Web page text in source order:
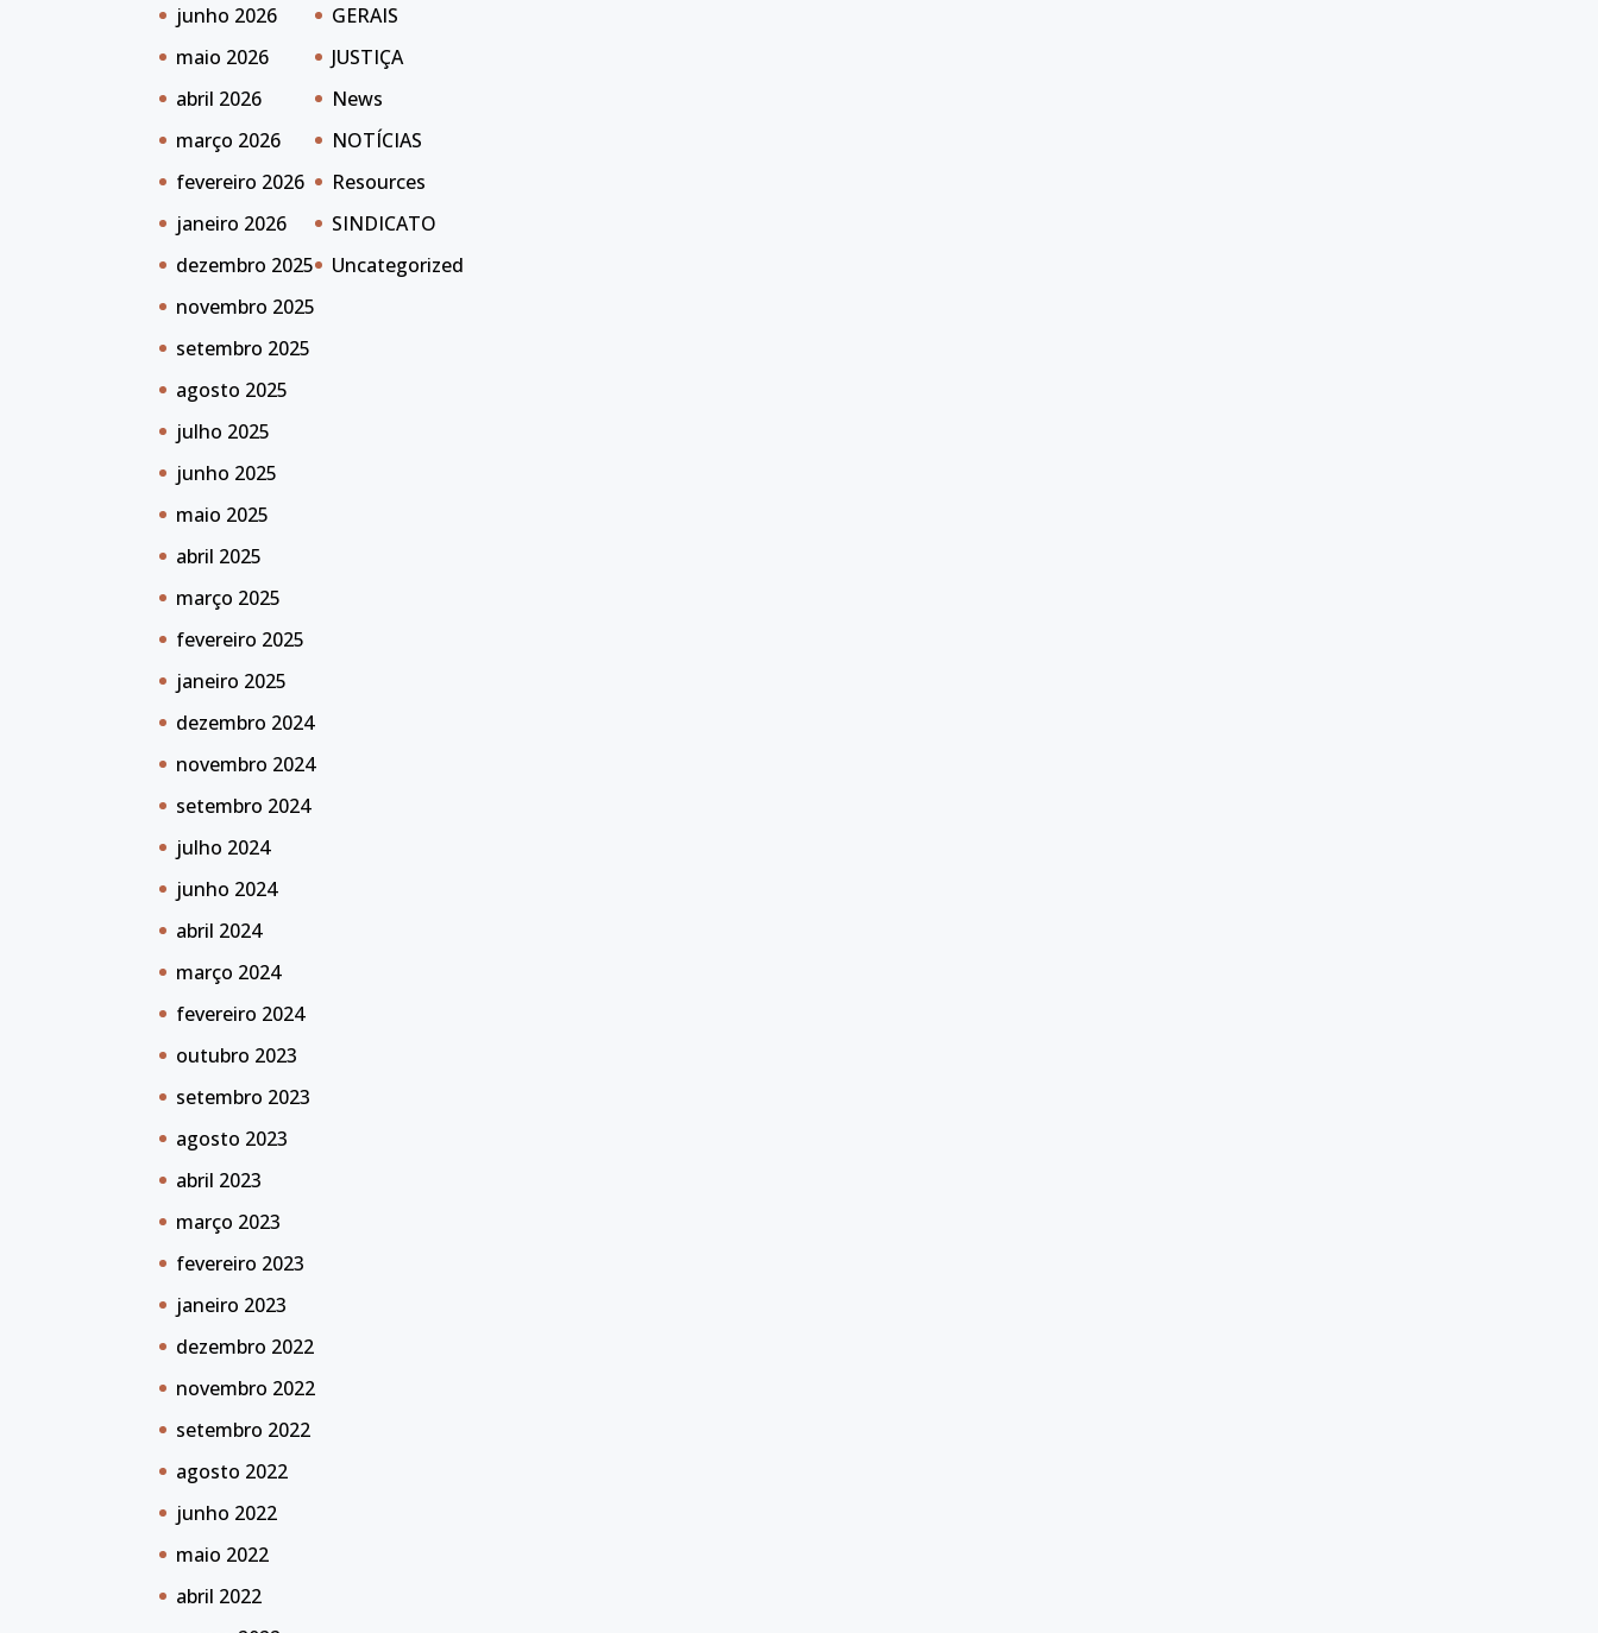
junho 2026
maio 2026
abril 2026
março 2026
fevereiro 2026
janeiro 2026
dezembro 2025
novembro 2025
setembro 2025
agosto 2025
julho 2025
junho 2025
maio 2025
abril 2025
março 2025
fevereiro 2025
janeiro 2025
dezembro 2024
novembro 2024
setembro 2024
julho 2024
junho 2024
abril 2024
março 2024
fevereiro 2024
outubro 2023
setembro 2023
agosto 2023
abril 2023
março 2023
fevereiro 2023
janeiro 2023
dezembro 2022
novembro 2022
setembro 2022
agosto 2022
junho 2022
maio 2022
abril 2022
GERAIS
JUSTIÇA
News
NOTÍCIAS
Resources
SINDICATO
Uncategorized